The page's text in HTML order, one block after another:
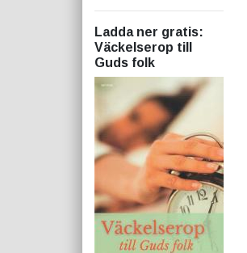
Ladda ner gratis:
Väckelserop till
Guds folk